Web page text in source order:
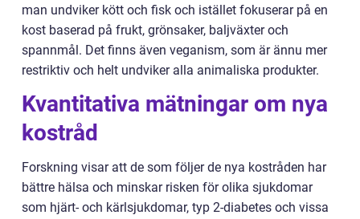
man undviker kött och fisk och istället fokuserar på en
kost baserad på frukt, grönsaker, baljväxter och
spannmål. Det finns även veganism, som är ännu mer
restriktiv och helt undviker alla animaliska produkter.
Kvantitativa mätningar om nya
kostråd
Forskning visar att de som följer de nya kostråden har
bättre hälsa och minskar risken för olika sjukdomar
som hjärt- och kärlsjukdomar, typ 2-diabetes och vissa